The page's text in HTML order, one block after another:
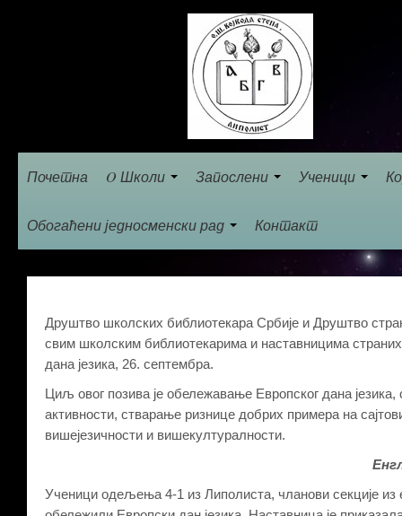
Почетна O Школи Запослени Ученици
Обогаћени једносменски рад Контакт
Друштво школских библиотекара Србије и Друштво
свим школским библиотекарима и наставницима
дана језика, 26. септембра.
Циљ овог позива је обележавање Европског дана
активности, стварање ризнице добрих примера на
вишејезичности и вишекултуралности.
Ученици одељења 4-1 из Липолиста, чланови секције из